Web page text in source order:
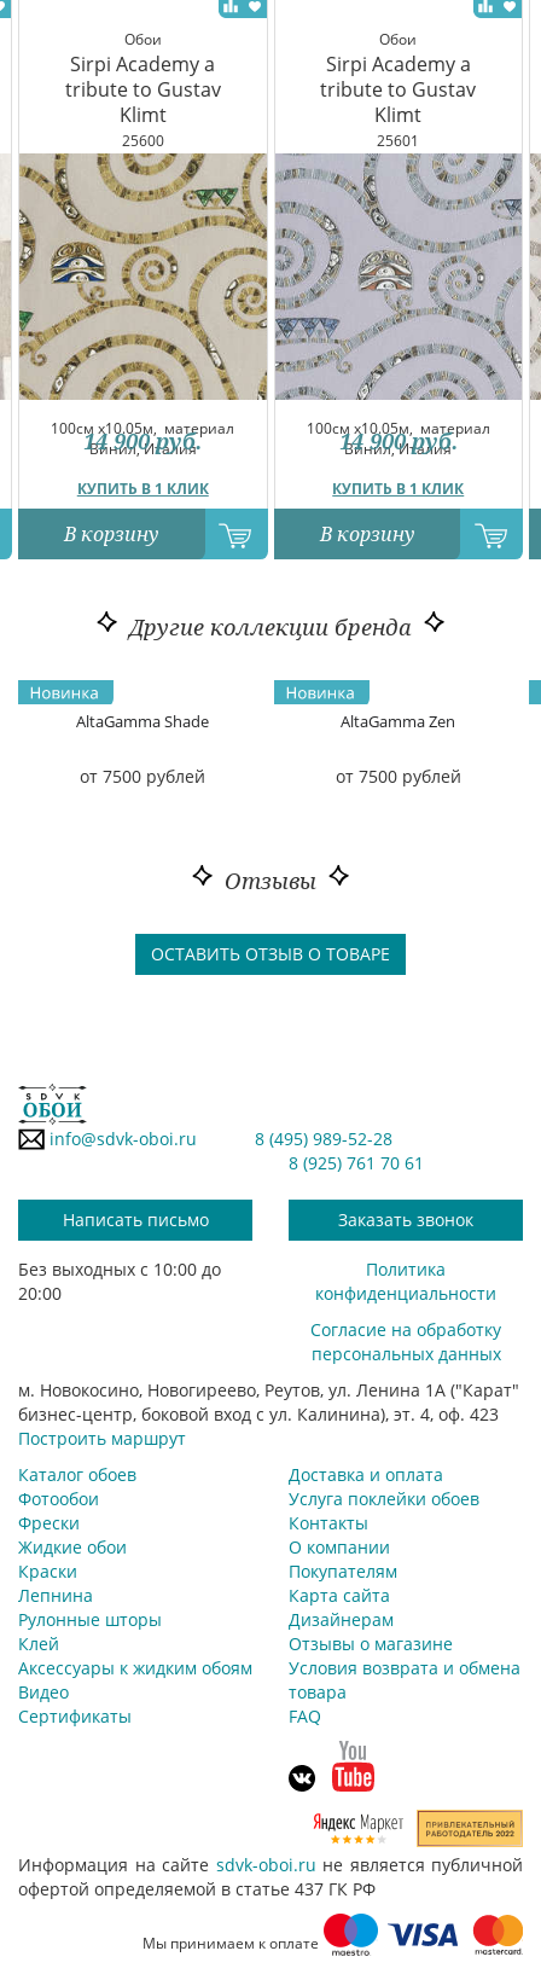
Обои
Sirpi Academy a
tribute to Gustav
Klimt
25600
100см x10.05м, материал
Винил, Италия
КУПИТЬ В 1 КЛИК
14 900 руб.
В корзину
Обои
Sirpi Academy a
tribute to Gustav
Klimt
25601
100см x10.05м, материал
Винил, Италия
КУПИТЬ В 1 КЛИК
14 900 руб.
В корзину
Другие коллекции бренда
AltaGamma Shade
от 7500 рублей
AltaGamma Zen
от 7500 рублей
Отзывы
ОСТАВИТЬ ОТЗЫВ О ТОВАРЕ
info@sdvk-oboi.ru
8 (495) 989-52-28
8 (925) 761 70 61
Написать письмо Заказать звонок
Без выходных с 10:00 до
20:00
Политика
конфиденциальности
Согласие на обработку
персональных данных
м. Новокосино, Новогиреево, Реутов, ул. Ленина 1А ("Карат"
бизнес-центр, боковой вход с ул. Калинина), эт. 4, оф. 423
Построить маршрут
Каталог обоев
Фотообои
Фрески
Жидкие обои
Краски
Лепнина
Рулонные шторы
Клей
Аксессуары к жидким обоям
Видео
Сертификаты
Доставка и оплата
Услуга поклейки обоев
Контакты
О компании
Покупателям
Карта сайта
Дизайнерам
Отзывы о магазине
Условия возврата и обмена
товара
FAQ
Информация на сайте sdvk-oboi.ru не является публичной
офертой определяемой в статье 437 ГК РФ
Мы принимаем к оплате